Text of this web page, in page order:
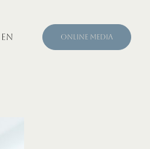
EN ONLINE MEDIA